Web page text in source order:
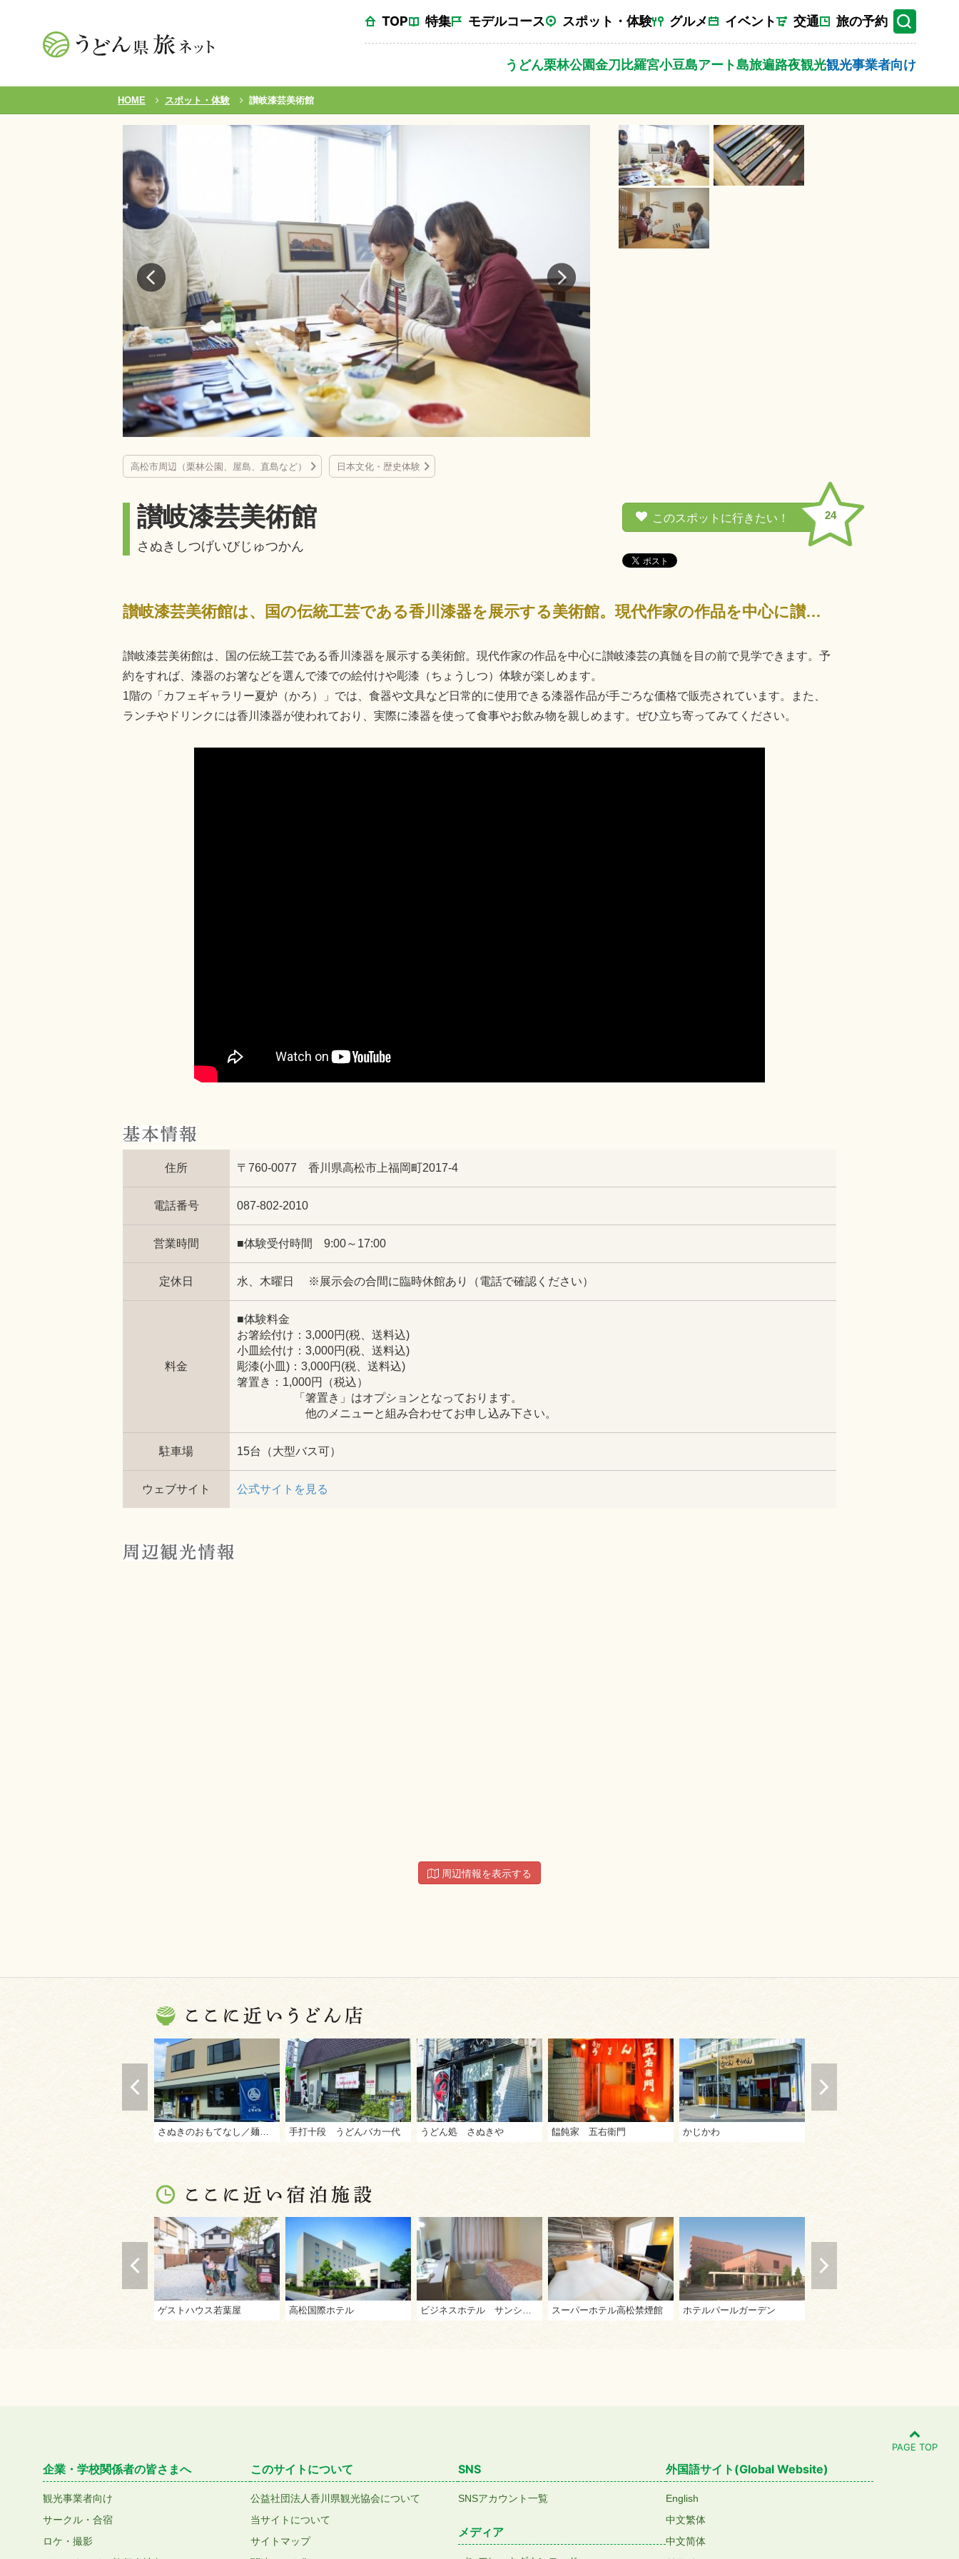
TOP 特集 モデルコース スポット・体験 グルメ イベント 交通 旅の予約
うどん栗林公園金刀比羅宮小豆島アート島旅遍路夜観光観光事業者向け
HOME スポット・体験 讃岐漆芸美術館
高松市周辺（栗林公園、屋島、直島など） 日本文化・歴史体験
讃岐漆芸美術館
さぬきしつげいびじゅつかん
24
讃岐漆芸美術館は、国の伝統工芸である香川漆器を展示する美術館。現代作家の作品を中心に讃岐漆芸の真髄を…
讃岐漆芸美術館は、国の伝統工芸である香川漆器を展示する美術館。現代作家の作品を中心に讃岐漆芸の真髄を目の前で見学できます。予
約をすれば、漆器のお箸などを選んで漆での絵付けや彫漆（ちょうしつ）体験が楽しめます。
1階の「カフェギャラリー夏炉（かろ）」では、食器や文具など日常的に使用できる漆器作品が手ごろな価格で販売されています。また、
ランチやドリンクには香川漆器が使われており、実際に漆器を使って食事やお飲み物を親しめます。ぜひ立ち寄ってみてください。
住所 〒760-0077 香川県高松市上福岡町2017-4
電話番号 087-802-2010
営業時間 ■体験受付時間 9:00～17:00
定休日 水、木曜日 ※展示会の合間に臨時休館あり（電話で確認ください）
料金
■体験料金
お箸絵付け：3,000円(税、送料込)
小皿絵付け：3,000円(税、送料込)
彫漆(小皿)：3,000円(税、送料込)
箸置き：1,000円（税込）
「箸置き」はオプションとなっております。
他のメニューと組み合わせてお申し込み下さい。
駐車場 15台（大型バス可）
ウェブサイト 公式サイトを見る
周辺情報を表示する
手打十段 うどんバカ一代 うどん処 さぬきや 饂飩家 五右衛門 かじかわ
ゲストハウス若葉屋 高松国際ホテル ビジネスホテル サンシャイン高松 スーパーホテル高松禁煙館 ホテルパールガーデン
PAGE TOP
企業・学校関係者の皆さまへ
観光事業者向け
サークル・合宿
ロケ・撮影
このサイトについて
公益社団法人香川県観光協会について
当サイトについて
サイトマップ
SNS
SNSアカウント一覧
メディア
外国語サイト(Global Website)
English
中文繁体
中文简体